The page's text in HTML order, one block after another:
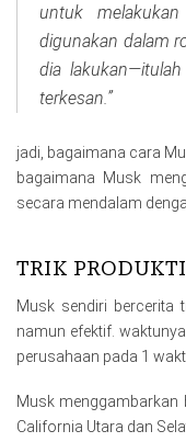
untuk
digunakan dalam
dia
terkesan.”
jadi, bagaimana cara
bagaimana Musk
secara mendalam
TRIK
Musk sendiri bercerita
namun efektif.
perusahaan pada 1
Musk menggambarkan
California Utara dan